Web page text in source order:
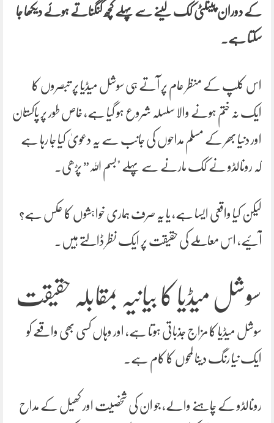
کے دوران پینلٹی کک لینے سے پہلے کچھ گنگناتے ہوئے دیکھا جا
سکتا ہے۔
اس کلپ کے منظر عام پر آتے ہی سوشل میڈیا پر تبصروں کا
ایک نہ ختم ہونے والا سلسلہ شروع ہو گیا ہے، خاص طور پر پاکستان
اور دنیا بھر کے مسلم مداحوں کی جانب سے یہ دعویٰ کیا جا رہا ہے
کہ رونالڈو نے کک مارنے سے پہلے "بسم اللہ” پڑھی۔
لیکن کیا واقعی ایسا ہے، یا یہ صرف ہماری خواہشوں کا عکس ہے؟
آئیے، اس معاملے کی حقیقت پر ایک نظر ڈالتے ہیں۔
سوشل میڈیا کا بیانیہ بمقابلہ حقیقت
سوشل میڈیا کا مزاج جذباتی ہوتا ہے، اور وہاں کسی بھی واقعے کو
ایک نیا رنگ دینا لمحوں کا کام ہے۔
رونالڈو کے چاہنے والے، جو ان کی شخصیت اور کھیل کے مداح